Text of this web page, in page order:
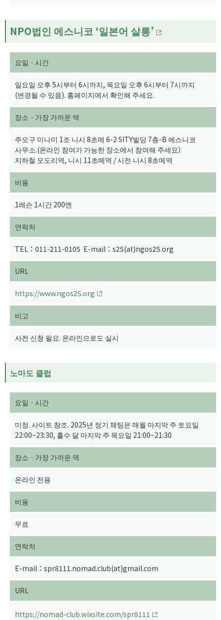
NPO법인 에스니코 ‘일본어 살롱’
요일ㆍ시간
일요일 오후 5시부터 6시까지, 목요일 오후 6시부터 7시까지
(변경될 수 있음). 홈페이지에서 확인해 주세요.
장소ㆍ가장 가까운 역
주오구 미나미 1조 니시 8초메 6-2 SITY빌딩 7층-B 에스니코
사무소.(온라인 참여가 가능한 장소에서 참여해 주세요）
지하철 오도리역, 니시 11초메역 / 시전 니시 8초메역
비용
1레슨 1시간 200엔
연락처
TEL：011-211-0105 E-mail：s25(at)ngos25.org
URL
https://www.ngos25.org
비고
사전 신청 필요. 온라인으로도 실시
노마도 클럽
요일ㆍ시간
미정. 사이트 참조. 2025년 정기 채팅은 매월 마지막 주 토요일
22:00~23:30, 홀수 달 마지막 주 목요일 21:00~21:30
장소ㆍ가장 가까운 역
온라인 전용
비용
무료
연락처
E-mail：spr8111.nomad.club(at)gmail.com
URL
https://nomad-club.wixsite.com/spr8111